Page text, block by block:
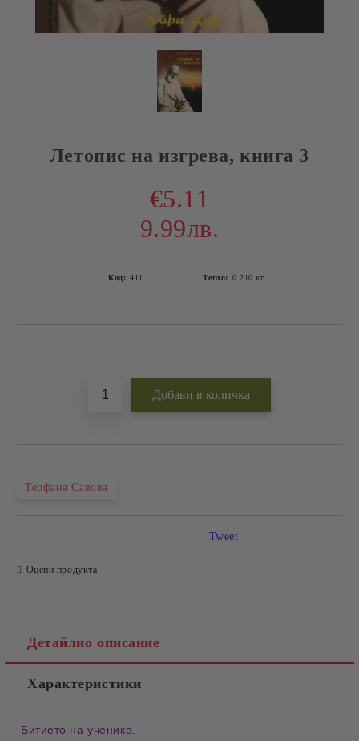
Летопис на изгрева, книга 3
€5.11
9.99лв.
Код: 411 Тегло: 0.210 кг
Теофана Савова
Оцени продукта
Tweet
Детайлно описание
Характеристики
Битието на ученика.